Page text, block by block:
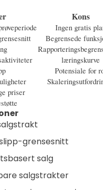
Kons
Ingen gratis
Begrensede
læringskurve
Potensiale for
priser
grensesnitt
salg
salgstrakter